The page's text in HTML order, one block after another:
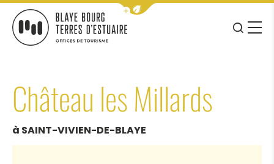
Afficher la barre de navigation
JE
MENU
Château les Millards
à SAINT-VIVIEN-DE-BLAYE